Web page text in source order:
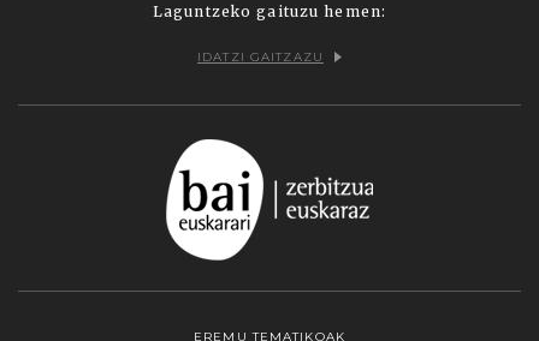
Laguntzeko gaituzu hemen:
IDATZI GAITZAZU
EREMU TEMATIKOAK